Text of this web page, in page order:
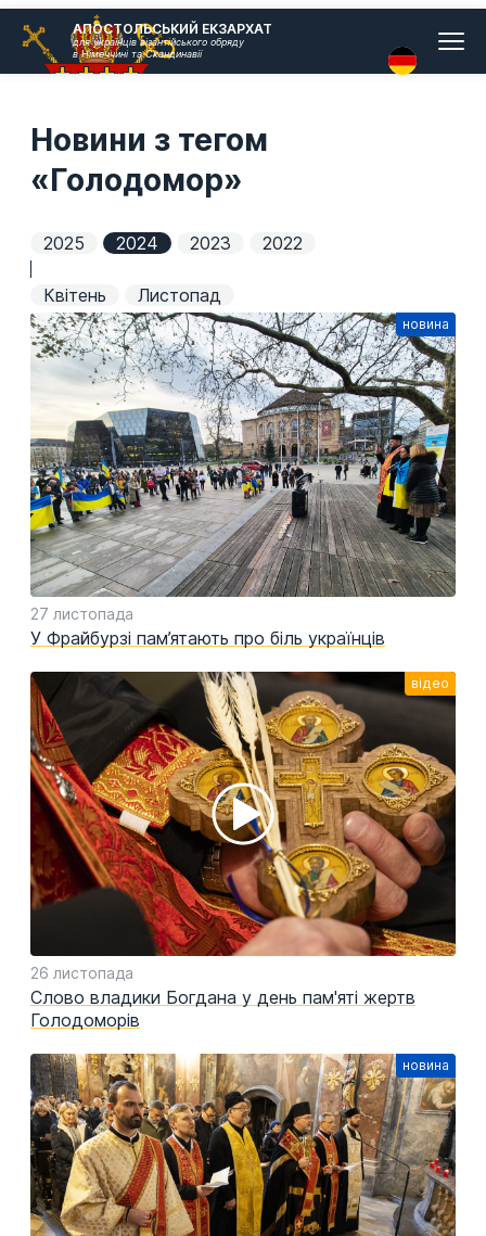
АПОСТОЛЬСЬКИЙ ЕКЗАРХАТ
для українців візантійського обряду
в Німеччині та Скандинавії
меню
Новини з тегом
«Голодомор»
2025 2024 2023 2022
Квітень Листопад
27 листопада
У Фрайбурзі пам’ятають про біль українців
26 листопада
Слово владики Богдана у день пам'яті жертв
Голодоморів